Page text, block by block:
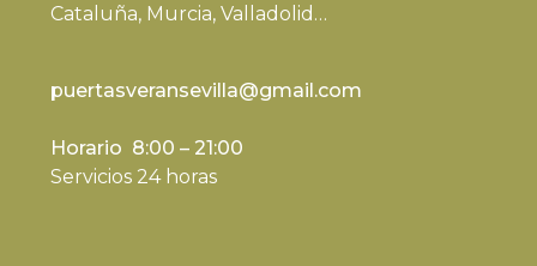
Cataluña, Murcia, Valladolid…
puertasveransevilla@gmail.com
Horario 8:00 – 21:00
Servicios 24 horas